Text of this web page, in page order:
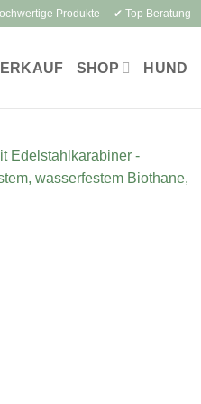
Produkte ✔ Top Beratung
SHOP HUND